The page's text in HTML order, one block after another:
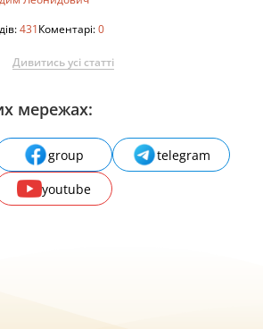
431Коментарі:0
Дивитись усі статті
мережах:
group
telegram
youtube